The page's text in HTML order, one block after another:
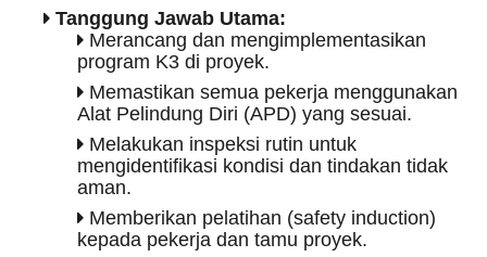
Tanggung Jawab Utama:
Merancang dan mengimplementasikan
program K3 di proyek.
Memastikan semua pekerja menggunakan
Alat Pelindung Diri (APD) yang sesuai.
Melakukan inspeksi rutin untuk
mengidentifikasi kondisi dan tindakan tidak
aman.
Memberikan pelatihan (safety induction)
kepada pekerja dan tamu proyek.